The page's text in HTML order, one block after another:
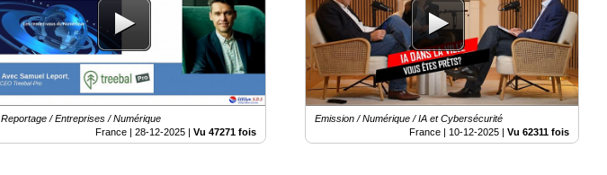
Reportage / Entreprises / Numérique
France | 28-12-2025| Vu 47271 fois
Emission / Numérique / IA et Cybersécurité
France | 10-12-2025 |Vu 62311 fois